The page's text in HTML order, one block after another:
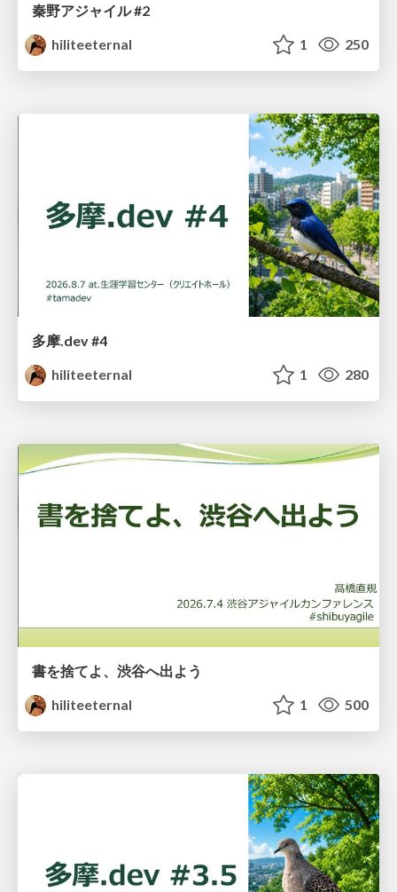
秦野アジャイル #2
hiliteeternal
1 250
多摩.dev #4
hiliteeternal
1 280
書を捨てよ、渋谷へ出よう
hiliteeternal
1 500